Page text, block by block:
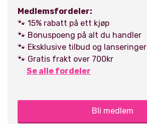
Medlemsfordeler:
🐾 15% rabatt på ett kjøp
🐾 Bonuspoeng på alt du handler
🐾 Eksklusive tilbud og lanseringer
🐾 Gratis frakt over 700kr
Se alle fordeler
Bli medlem